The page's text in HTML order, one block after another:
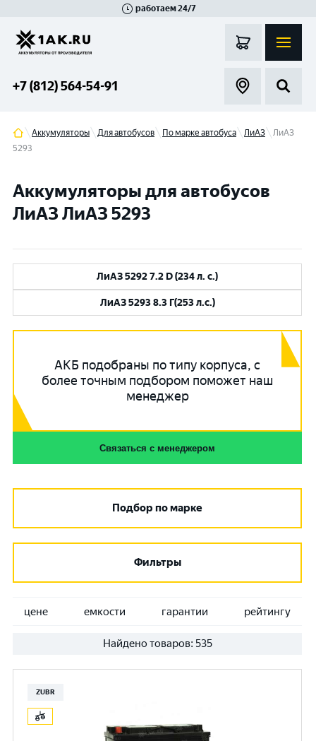
работаем 24/7
+7 (812) 564-54-91
Аккумуляторы Для автобусов По марке автобуса ЛиАЗ
ЛиАЗ
5293
Аккумуляторы для автобусов
ЛиАЗ ЛиАЗ 5293
ЛиАЗ 5292 7.2 D (234 л. с.)
ЛиАЗ 5293 8.3 Г(253 л.с.)
АКБ подобраны по типу корпуса, с
более точным подбором поможет наш
менеджер
Связаться с менеджером
Подбор по марке
Фильтры
цене емкости гарантии рейтингу
Найдено товаров: 535
ZUBR
Гатчина